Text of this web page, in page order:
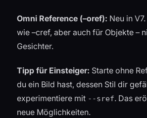
Omni Reference (–oref): Neu in
wie –cref, aber auch für Objekte –
Gesichter.
Tipp für Einsteiger: Starte ohne
du ein Bild hast, dessen Stil dir
experimentiere mit --sref. Das
neue Möglichkeiten.